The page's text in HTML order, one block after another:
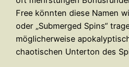
Free könnten diese Namen
oder „Submerged Spins“
möglicherweise
chaotischen Unterton des